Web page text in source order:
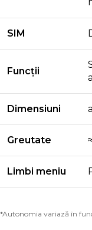
SIM
Funcții
Dimensiuni
Greutate
Limbi meniu
*Autonomia variază în